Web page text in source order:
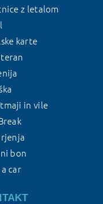
z letalom
karte
in vile
bon
car